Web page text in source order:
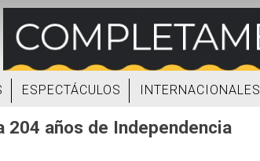
ESPECTÁCULOS INTERNACIONALES
204 años de Independencia